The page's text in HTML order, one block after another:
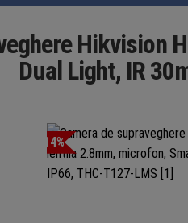
Hikvision
Dual Light, IR
-14%